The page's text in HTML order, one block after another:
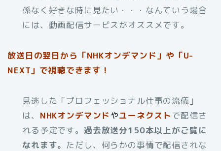
係なく好きな時に見たい・・・なんていう場合
には、動画配信サービスがオススメです。
放送日の翌日から「NHKオンデマンド」や「U-
NEXT」で視聴できます！
見逃した「プロフェッショナル仕事の流儀」
は、 NHKオンデマンドやユーネクストで配信さ
れる予定です。 過去放送分150本以上がご覧に
なれます。 ただし、何らかの事情で配信されな